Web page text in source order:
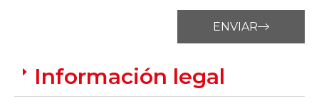
ENVIAR
Información legal